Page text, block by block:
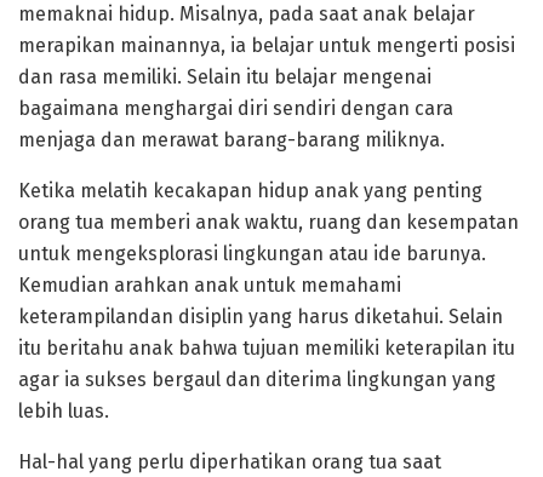
memaknai hidup. Misalnya, pada saat anak belajar
merapikan mainannya, ia belajar untuk mengerti posisi
dan rasa memiliki. Selain itu belajar mengenai
bagaimana menghargai diri sendiri dengan cara
menjaga dan merawat barang-barang miliknya.
Ketika melatih kecakapan hidup anak yang penting
orang tua memberi anak waktu, ruang dan kesempatan
untuk mengeksplorasi lingkungan atau ide barunya.
Kemudian arahkan anak untuk memahami
keterampilandan disiplin yang harus diketahui. Selain
itu beritahu anak bahwa tujuan memiliki keterapilan itu
agar ia sukses bergaul dan diterima lingkungan yang
lebih luas.
Hal-hal yang perlu diperhatikan orang tua saat